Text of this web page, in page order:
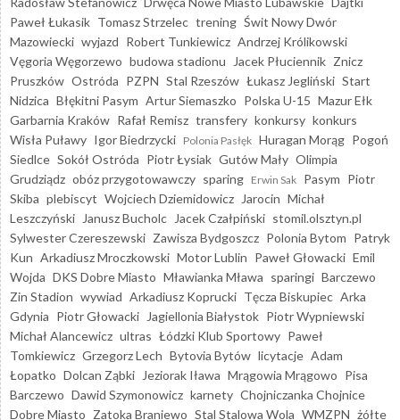
Paweł Łukasik Tomasz Strzelec trening Świt Nowy Dwór
Mazowiecki wyjazd Robert Tunkiewicz Andrzej Królikowski
Vęgoria Węgorzewo budowa stadionu Jacek Płuciennik Znicz
Pruszków Ostróda PZPN Stal Rzeszów Łukasz Jegliński Start
Nidzica Błękitni Pasym Artur Siemaszko Polska U-15 Mazur Ełk
Garbarnia Kraków Rafał Remisz transfery konkursy konkurs
Wisła Puławy Igor Biedrzycki Polonia Pasłęk Huragan Morąg Pogoń
Siedlce Sokół Ostróda Piotr Łysiak Gutów Mały Olimpia
Grudziądz obóz przygotowawczy sparing Erwin Sak Pasym Piotr
Skiba plebiscyt Wojciech Dziemidowicz Jarocin Michał
Leszczyński
Janusz Bucholc Jacek Czałpiński stomil.olsztyn.pl
Sylwester Czereszewski Zawisza Bydgoszcz Polonia Bytom Patryk
Kun Arkadiusz Mroczkowski Motor Lublin Paweł Głowacki Emil
Wojda DKS Dobre Miasto Mławianka Mława sparingi Barczewo
Zin Stadion wywiad Arkadiusz Koprucki Tęcza Biskupiec Arka
Gdynia Piotr Głowacki Jagiellonia Białystok Piotr Wypniewski
Michał Alancewicz ultras Łódzki Klub Sportowy Paweł
Tomkiewicz Grzegorz Lech Bytovia Bytów licytacje Adam
Łopatko Dolcan Ząbki Jeziorak Iława Mrągowia Mrągowo Pisa
Barczewo Dawid Szymonowicz karnety Chojniczanka Chojnice
Dobre Miasto Zatoka Braniewo Stal Stalowa Wola WMZPN żółte